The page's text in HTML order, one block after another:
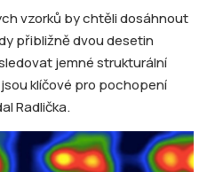
vzorků by chtěli dosáhnout
přibližně dvou desetin
jemné strukturální
klíčové pro pochopení
Radlička.